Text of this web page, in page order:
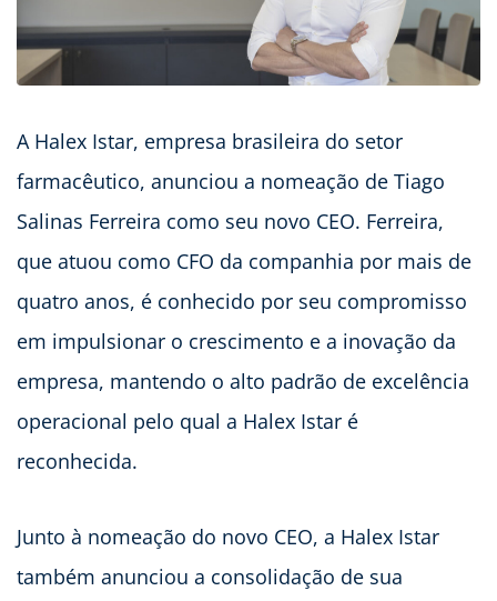
A Halex Istar, empresa brasileira do setor
farmacêutico, anunciou a nomeação de Tiago
Salinas Ferreira como seu novo CEO. Ferreira,
que atuou como CFO da companhia por mais de
quatro anos, é conhecido por seu compromisso
em impulsionar o crescimento e a inovação da
empresa, mantendo o alto padrão de excelência
operacional pelo qual a Halex Istar é
reconhecida.
Junto à nomeação do novo CEO, a Halex Istar
também anunciou a consolidação de sua